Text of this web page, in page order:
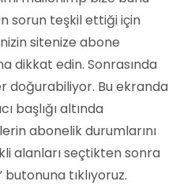
sorun teşkil ettiği için
sitenize abone
dikkat edin. Sonrasında
doğurabiliyor. Bu ekranda
başlığı altında
abonelik durumlarını
alanları seçtikten sonra
butonuna tıklıyoruz.